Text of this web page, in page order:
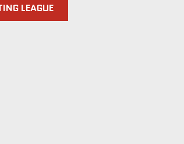
LEAGUE